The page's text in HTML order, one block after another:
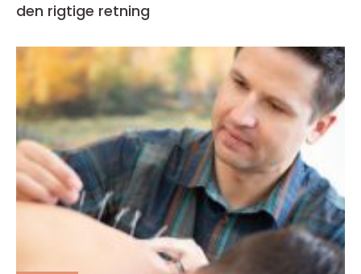
den rigtige retning